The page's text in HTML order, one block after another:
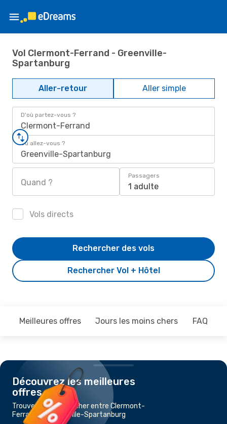
Vol Clermont-Ferrand - Greenville-
Spartanburg
Aller-retour Aller simple
D'où partez-vous ?
Clermont-Ferrand
Où allez-vous ?
Greenville-Spartanburg
Quand ?
Passagers
1 adulte
Vols directs
Rechercher Vol + Hôtel
Rechercher des vols
Meilleures offres Jours les moins chers FAQ
Découvrez les meilleures
offres
Trouvez un vol pas cher entre Clermont-
Ferrand et Greenville-Spartanburg